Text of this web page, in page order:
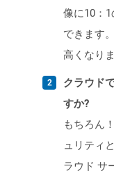
像に10：
できます
高くなりま
クラウド
すか?
もちろん
ュリティ
ラウド サ